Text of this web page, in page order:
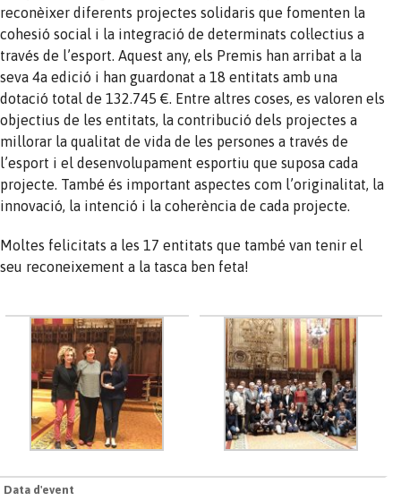
reconèixer diferents projectes solidaris que fomenten la
cohesió social i la integració de determinats col·lectius a
través de l’esport. Aquest any, els Premis han arribat a la
seva 4a edició i han guardonat a 18 entitats amb una
dotació total de 132.745 €. Entre altres coses, es valoren els
objectius de les entitats, la contribució dels projectes a
millorar la qualitat de vida de les persones a través de
l’esport i el desenvolupament esportiu que suposa cada
projecte. També és important aspectes com l’originalitat, la
innovació, la intenció i la coherència de cada projecte.
Moltes felicitats a les 17 entitats que també van tenir el
seu reconeixement a la tasca ben feta!
Data d'event